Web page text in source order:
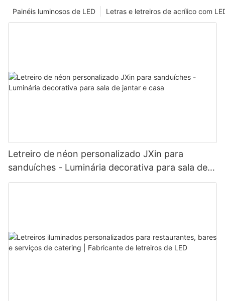
Letras e letreiros de acrílico com
Painéis luminosos de LED
Letreiro de néon personalizado JXin para
sanduíches - Luminária decorativa para sala de
jantar e casa